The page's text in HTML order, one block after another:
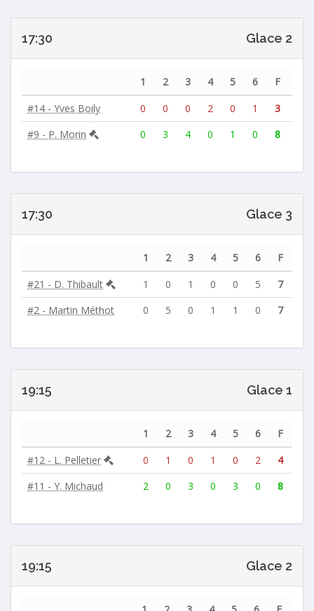
17:30 Glace 2
1 2 3 4 5 6
F
#14 - Yves Boily
0 0 0 2 0 1
3
#9 - P. Morin
0 3 4 0 1 0 8
17:30 Glace 3
1 2 3 4 5 6
F
#21 - D. Thibault
1 0 1 0 0 5
7
#2 - Martin Méthot
0 5 0 1 1 0 7
19:15 Glace 1
1 2 3 4 5 6
F
#12 - L. Pelletier
0 1 0 1 0 2
4
#11 - Y. Michaud
2 0 3 0 3 0 8
19:15 Glace 2